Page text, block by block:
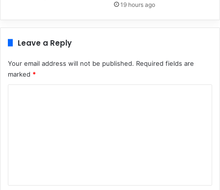
19 hours ago
Leave a Reply
Your email address will not be published. Required fields are
marked *